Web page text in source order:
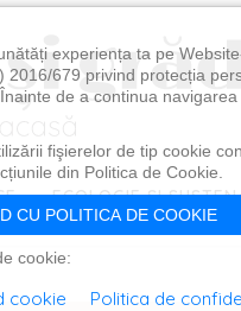
ECOLOGIE ȘI
experiența ta pe
679 privind protecția
de a continua
fişierelor de tip cookie
din Politica de Cookie.
CU POLITICA DE COOKIE
cookie:
cookie Politica de